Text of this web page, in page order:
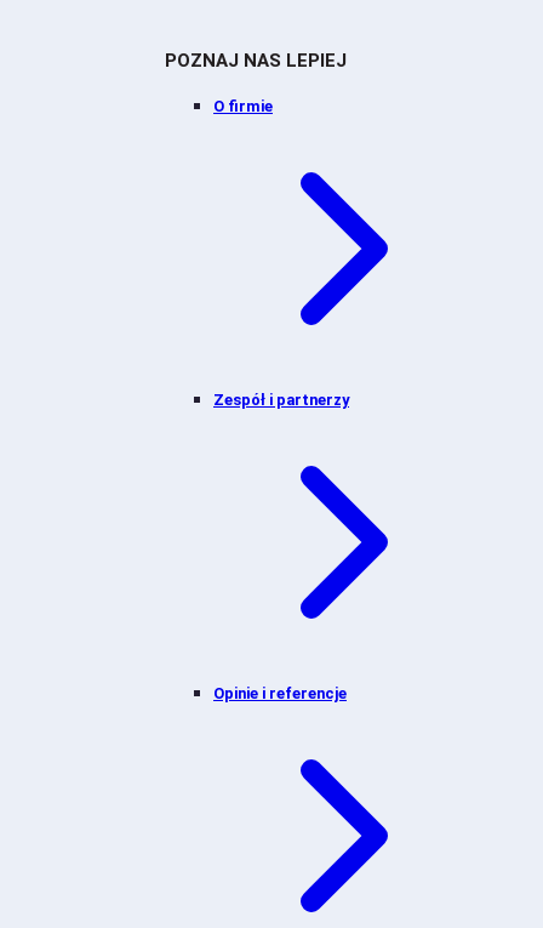
POZNAJ NAS LEPIEJ
O firmie
Zespół i partnerzy
Opinie i referencje